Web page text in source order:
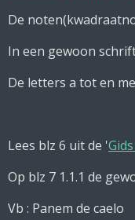
De
In een gewoon
De letters a tot en
Lees blz 6 uit de '
Op blz 7 1.1.1 de
Vb : Panem de caelo